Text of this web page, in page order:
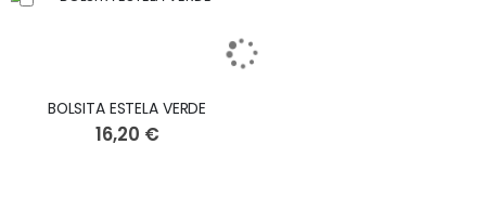
BOLSITA ESTELA VERDE
16,20 €